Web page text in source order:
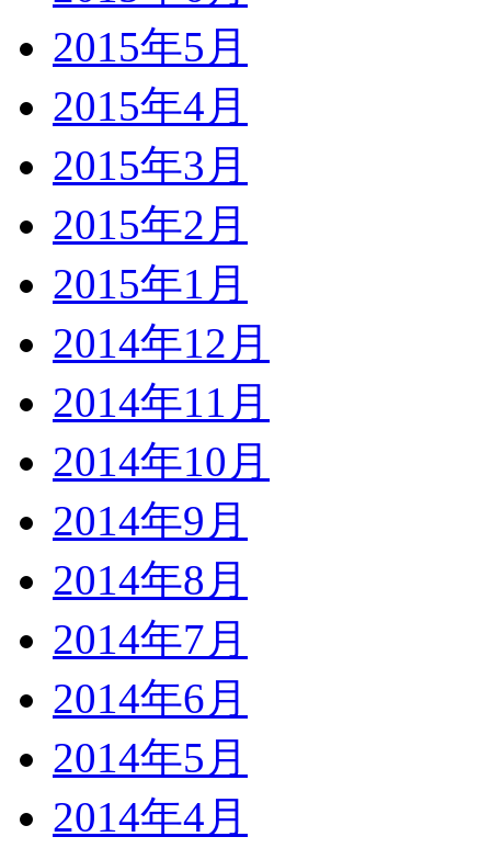
2015年5月
2015年4月
2015年3月
2015年2月
2015年1月
2014年12月
2014年11月
2014年10月
2014年9月
2014年8月
2014年7月
2014年6月
2014年5月
2014年4月